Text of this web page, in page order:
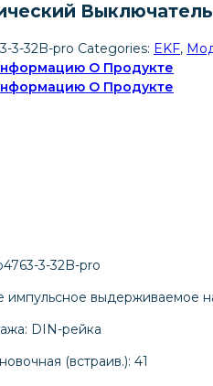
3-32B-pro Categories: EKF,
О Продукте
О Продукте
3-32B-pro
импульсное выдерживаемое
DIN-рейка
(встраив.): 41